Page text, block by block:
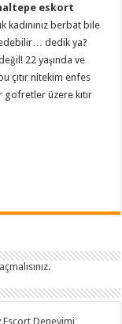
eskort
kadınınız berbat bile
dedik ya?
22 yaşında ve
çıtır nitekim enfes
gofretler üzere kıtır
.
Deneyimi